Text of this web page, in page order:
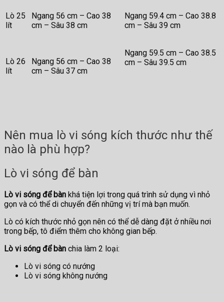
Lò 25
lít
Ngang 56 cm – Cao 38
cm – Sâu 38 cm
Ngang 59.4 cm – Cao 38.8
cm – Sâu 39 cm
Lò 26
lít
Ngang 56 cm – Cao 38
cm – Sâu 37 cm
Ngang 59.5 cm – Cao 38.5
cm – Sâu 39.5 cm
Nên mua lò vi sóng kích thước như thế
nào là phù hợp?
Lò vi sóng để bàn
Lò vi sóng để bàn khá tiện lợi trong quá trình sử dụng vì nhỏ
gọn và có thể di chuyển đến những vị trí mà bạn muốn.
Lò có kích thước nhỏ gọn nên có thể dễ dàng đặt ở nhiều nơi
trong bếp, tô điểm thêm cho không gian bếp.
Lò vi sóng để bàn chia làm 2 loại:
Lò vi sóng có nướng
Lò vi sóng không nướng